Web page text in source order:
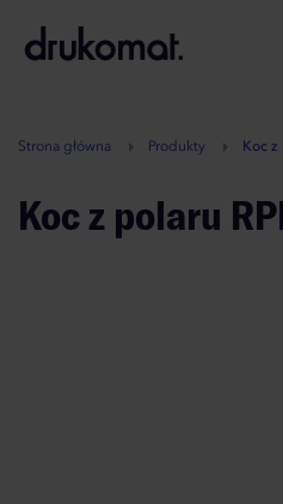
A
Strona główna Produkty Koc
Koc z polaru